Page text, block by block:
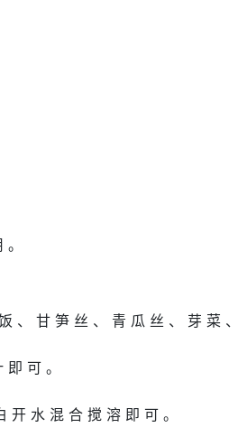
、 甘 笋 丝 、 青 瓜 丝 、 芽 菜
可 。
水 混 合 搅 溶 即 可 。